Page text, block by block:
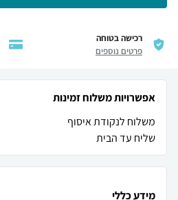
רכישה בטוחה
פרטים נוספים
אפשרויות משלוח זמינות
משלוח לנקודת איסוף
שליח עד הבית
מידע כללי